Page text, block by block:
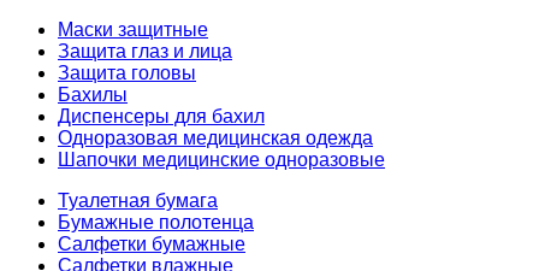
Маски защитные
Защита глаз и лица
Защита головы
Бахилы
Диспенсеры для бахил
Одноразовая медицинская одежда
Шапочки медицинские одноразовые
Туалетная бумага
Бумажные полотенца
Салфетки бумажные
Салфетки влажные